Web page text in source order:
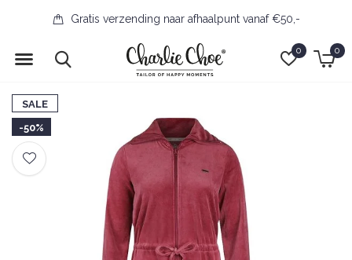
0 0
Gratis verzending naar afhaalpunt vanaf €50,-
SALE
-50%